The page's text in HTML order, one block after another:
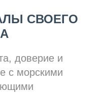
СВОЕГО
доверие и
с морскими